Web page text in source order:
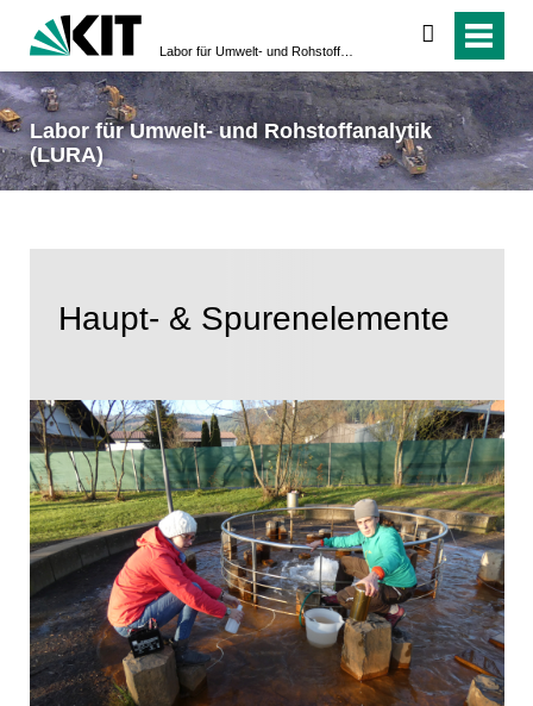
suchen
Labor für Umwelt- und Rohstoffanalytik
(LURA)
Haupt- & Spurenelemente